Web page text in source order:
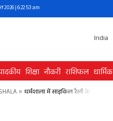
2026 | 6:22:53 am
India
शिक्षा नौकरी राशिफल धार्मिक
» धर्मशाला में साइकिल रैली के माध्यम